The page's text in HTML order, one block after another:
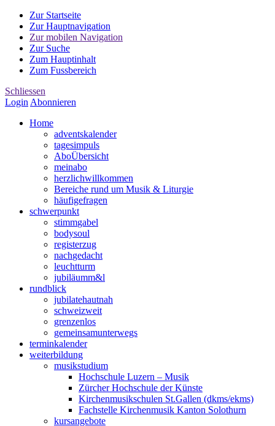
Zur Startseite
Zur Hauptnavigation
Zur mobilen Navigation
Zur Suche
Zum Hauptinhalt
Zum Fussbereich
Schliessen
Login Abonnieren
Home
adventskalender
tagesimpuls
AboÜbersicht
meinabo
herzlichwillkommen
Bereiche rund um Musik & Liturgie
häufigefragen
schwerpunkt
stimmgabel
bodysoul
registerzug
nachgedacht
leuchtturm
jubiläumm&l
rundblick
jubilatehautnah
schweizweit
grenzenlos
gemeinsamunterwegs
terminkalender
weiterbildung
musikstudium
Hochschule Luzern – Musik
Zürcher Hochschule der Künste
Kirchenmusikschulen St.Gallen (dkms/ekms)
Fachstelle Kirchenmusik Kanton Solothurn
kursangebote